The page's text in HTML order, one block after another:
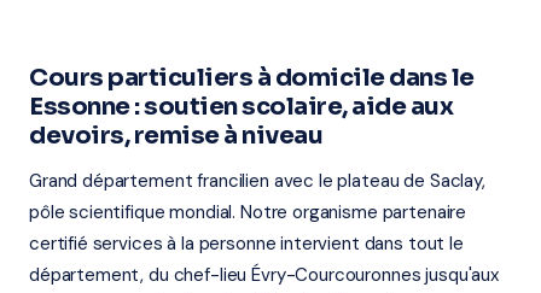
Cours particuliers à domicile dans le
Essonne : soutien scolaire, aide aux
devoirs, remise à niveau
Grand département francilien avec le plateau de Saclay,
pôle scientifique mondial. Notre organisme partenaire
certifié services à la personne intervient dans tout le
département, du chef-lieu Évry-Courcouronnes jusqu'aux